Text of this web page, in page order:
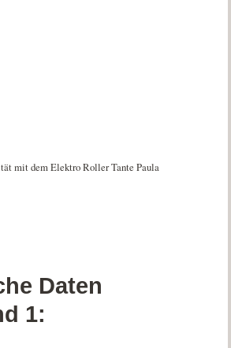
mit dem Elektro Roller Tante Paula
Daten
1: